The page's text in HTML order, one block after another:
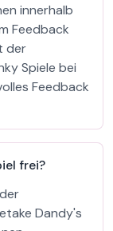
innerhalb
Feedback
der
Spiele bei
Feedback
frei?
Dandy's